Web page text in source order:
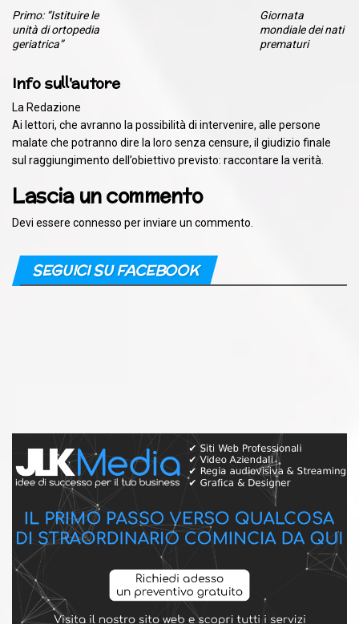
Primo: “Istituire le
unità di ortopedia
geriatrica”
Giornata
mondiale dei nati
prematuri
Info sull'autore
La Redazione
Ai lettori, che avranno la possibilità di intervenire, alle persone
malate che potranno dire la loro senza censure, il giudizio finale
sul raggiungimento dell’obiettivo previsto: raccontare la verità.
Lascia un commento
Devi essere connesso per inviare un commento.
SEGUICI SU FACEBOOK